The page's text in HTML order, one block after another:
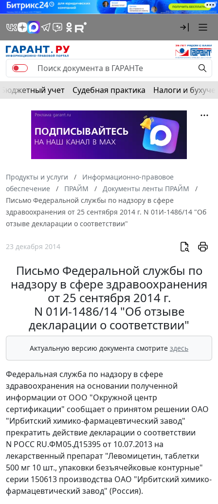
Бюджетный учет Судебная практика Налоги и
Продукты и услуги
Информационно-правовое
обеспечение
ПРАЙМ
Документы ленты ПРАЙМ
Письмо Федеральной службы по надзору в сфере
здравоохранения от 25 сентября 2014 г. N 01И-1486/14 "Об
отзыве декларации о соответствии"
23 декабря 2014
Письмо Федеральной службы по
надзору в сфере здравоохранения
от 25 сентября 2014 г.
N 01И-1486/14 "Об отзыве
декларации о соответствии"
Актуальную версию документа смотрите здесь
Федеральная служба по надзору в сфере
здравоохранения на основании полученной
информации от ООО "Окружной центр
сертификации" сообщает о принятом решении ОАО
"Ирбитский химико-фармацевтический завод"
прекратить действие декларации о соответствии
N РОСС RU.ФМ05.Д15395 от 10.07.2013 на
лекарственный препарат "Левомицетин, таблетки
500 мг 10 шт., упаковки безъячейковые контурные"
серии 150613 производства ОАО "Ирбитский химико-
фармацевтический завод" (Россия).